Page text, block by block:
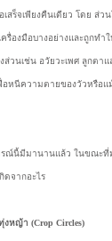
ร็จเพียงคืนเดียว โดย ส่ว
รื่องมือบางอย่างและถูกทำ
ส่วนเช่น อวัยวะเพศ ลูกตา
อหนีความตายของวัวหรือแ
รณ์นี้มีมานานแล้ว ในขณะ
ดจากอะไร
หญ้า (Crop Circles)